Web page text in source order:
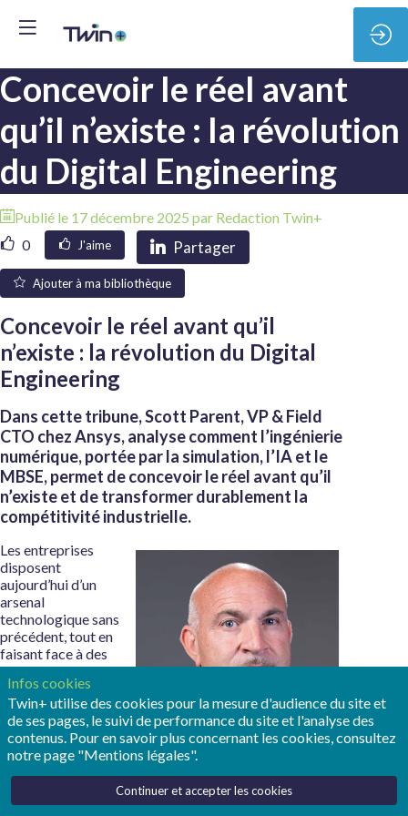
Concevoir le réel avant
qu’il n’existe : la révolution
du Digital Engineering
Publié le 17 décembre 2025 par Redaction Twin+
0
J'aime Partager
Ajouter à ma bibliothèque
Concevoir le réel avant qu’il
n’existe : la révolution du Digital
Engineering
Dans cette tribune, Scott Parent, VP & Field
CTO chez Ansys, analyse comment l’ingénierie
numérique, portée par la simulation, l’IA et le
MBSE, permet de concevoir le réel avant qu’il
n’existe et de transformer durablement la
compétitivité industrielle.
Les entreprises
disposent
aujourd’hui d’un
arsenal
technologique sans
précédent, tout en
faisant face à des
contraintes inédites.
Les cycles
d’innovation se
raccourcissent, les
systèmes
deviennent de plus
en plus complexes,
les talents se raréfient et la pression environnementale ne
cesse de croître. Dans ce contexte exigeant, une question
Infos cookies
Twin+ utilise des cookies pour la mesure d'audience du site et
de ses pages, le suivi de performance du site et l'analyse des
contenus. Pour en savoir plus concernant les cookies, consultez
notre page "Mentions légales".
Continuer et accepter les cookies